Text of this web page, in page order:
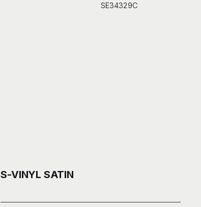
SE34329C
S-VINYL SATIN